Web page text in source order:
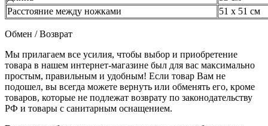
Расстояние между ножками
51 х 51 см
Обмен / Возврат
Мы прилагаем все усилия, чтобы выбор и приобретение
товара в нашем интернет-магазине был для вас максимально
простым, правильным и удобным! Если товар Вам не
подошел, вы всегда можете вернуть или обменять его, кроме
товаров, которые не подлежат возврату по законодательству
РФ и товары с санитарным оснащением.